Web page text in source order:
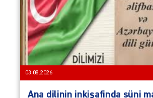
03.08.2026
Ana dilinin inkişafinda süni